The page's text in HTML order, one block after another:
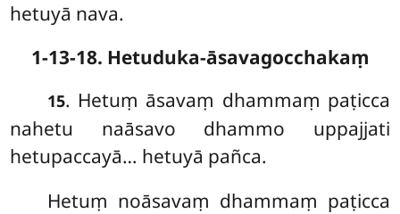
hetuyā nava.
1-13-18. Hetuduka-āsavagocchakaṃ
15. Hetuṃ āsavaṃ dhammaṃ paṭicca
nahetu naāsavo dhammo uppajjati
hetupaccayā… hetuyā pañca.
Hetuṃ noāsavaṃ dhammaṃ paṭicca